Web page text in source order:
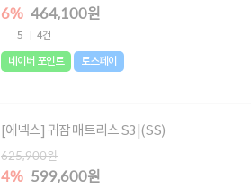
6% 464,100원
5 4건
네이버 포인트 토스페이
[에넥스] 귀잠 매트리스 S3 |(SS)
625,900원
4% 599,600원